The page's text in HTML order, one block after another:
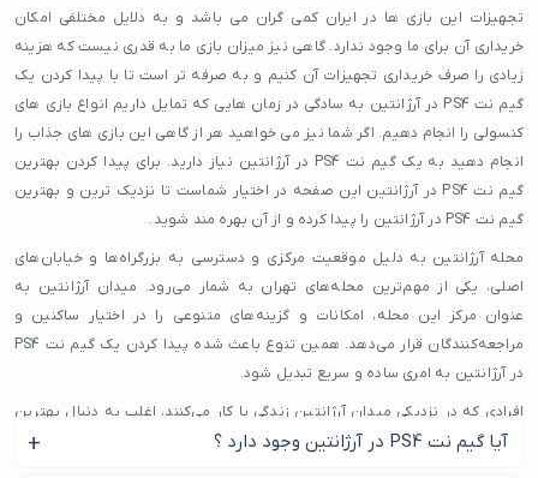
تجهیزات این بازی ها در ایران کمی گران می باشد و به دلایل مختلفی امکان
خریداری آن برای ما وجود ندارد. گاهی نیز میزان بازی ما به قدری نیست که هزینه
زیادی را صرف خریداری تجهیزات آن کنیم و به صرفه تر است تا با پیدا کردن یک
گیم نت PS4 در آرژانتین به سادگی در زمان هایی که تمایل داریم انواع بازی های
کنسولی را انجام دهیم. اگر شما نیز می خواهید هر از گاهی این بازی های جذاب را
انجام دهید به یک گیم نت PS4 در آرژانتین نیاز دارید. برای پیدا کردن بهترین
گیم نت PS4 در آرژانتین این صفحه در اختیار شماست تا نزدیک ترین و بهترین
گیم نت PS4 در آرژانتین را پیدا کرده و از آن بهره مند شوید.
محله آرژانتین به دلیل موقعیت مرکزی و دسترسی به بزرگراه‌ها و خیابان‌های
اصلی، یکی از مهم‌ترین محله‌های تهران به شمار می‌رود. میدان آرژانتین به
عنوان مرکز این محله، امکانات و گزینه‌های متنوعی را در اختیار ساکنین و
مراجعه‌کنندگان قرار می‌دهد. همین تنوع باعث شده پیدا کردن یک گیم نت PS4
در آرژانتین به امری ساده و سریع تبدیل شود.
افرادی که در نزدیکی میدان آرژانتین زندگی یا کار می‌کنند، اغلب به دنبال بهترین
گزینه‌ها هستند تا بدون صرف وقت زیاد، انتخاب مناسبی داشته باشند. گیم نت
آیا گیم نت PS4 در آرژانتین وجود دارد ؟